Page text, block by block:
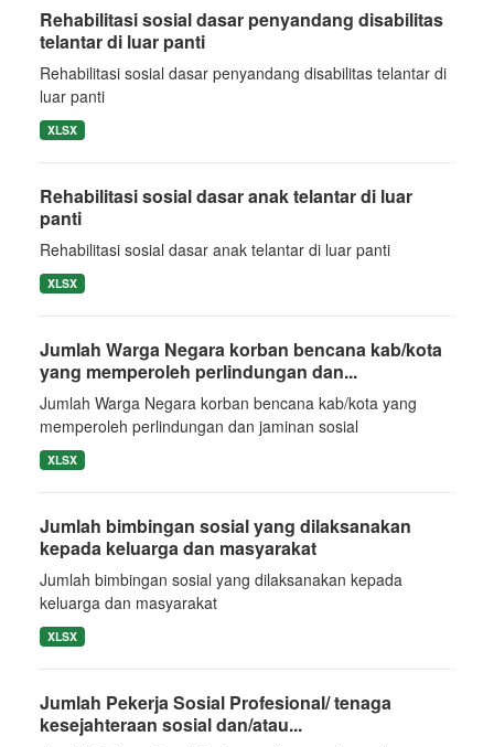
Rehabilitasi sosial dasar penyandang disabilitas
telantar di luar panti
Rehabilitasi sosial dasar penyandang disabilitas telantar di
luar panti
XLSX
Rehabilitasi sosial dasar anak telantar di luar
panti
Rehabilitasi sosial dasar anak telantar di luar panti
XLSX
Jumlah Warga Negara korban bencana kab/kota
yang memperoleh perlindungan dan...
Jumlah Warga Negara korban bencana kab/kota yang
memperoleh perlindungan dan jaminan sosial
XLSX
Jumlah bimbingan sosial yang dilaksanakan
kepada keluarga dan masyarakat
Jumlah bimbingan sosial yang dilaksanakan kepada
keluarga dan masyarakat
XLSX
Jumlah Pekerja Sosial Profesional/ tenaga
kesejahteraan sosial dan/atau...